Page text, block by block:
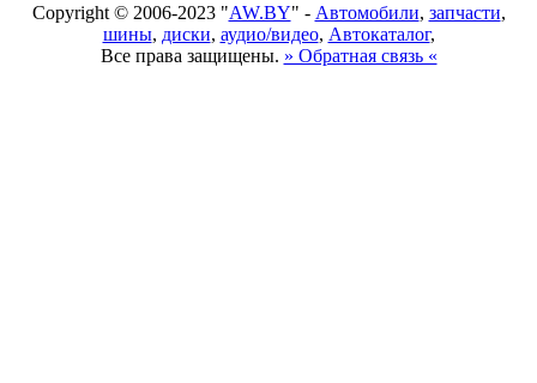
Copyright © 2006-2023 "AW.BY" - Автомобили, запчасти,
шины, диски, аудио/видео, Автокаталог,
Все права защищены. » Обратная связь «